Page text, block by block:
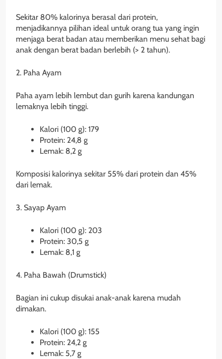
Sekitar 80% kalorinya berasal dari protein,
menjadikannya pilihan ideal untuk orang tua yang ingin
menjaga berat badan atau memberikan menu sehat bagi
anak dengan berat badan berlebih (> 2 tahun).
2. Paha Ayam
Paha ayam lebih lembut dan gurih karena kandungan
lemaknya lebih tinggi.
Kalori (100 g): 179
Protein: 24,8 g
Lemak: 8,2 g
Komposisi kalorinya sekitar 55% dari protein dan 45%
dari lemak.
3. Sayap Ayam
Kalori (100 g): 203
Protein: 30,5 g
Lemak: 8,1 g
4. Paha Bawah (Drumstick)
Bagian ini cukup disukai anak-anak karena mudah
dimakan.
Kalori (100 g): 155
Protein: 24,2 g
Lemak: 5,7 g